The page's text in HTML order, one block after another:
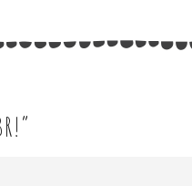
”